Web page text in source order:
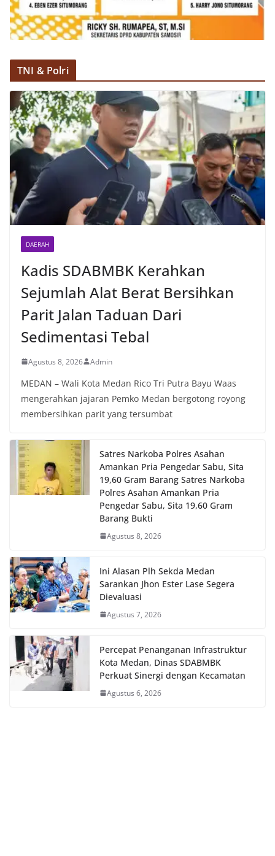
TNI & Polri
DAERAH
Kadis SDABMBK Kerahkan
Sejumlah Alat Berat Bersihkan
Parit Jalan Taduan Dari
Sedimentasi Tebal
Agustus 8, 2026 Admin
MEDAN – Wali Kota Medan Rico Tri Putra Bayu Waas
mengerahkan jajaran Pemko Medan bergotong royong
membersihkan parit yang tersumbat
Satres Narkoba Polres Asahan
Amankan Pria Pengedar Sabu, Sita
19,60 Gram Barang Satres Narkoba
Polres Asahan Amankan Pria
Pengedar Sabu, Sita 19,60 Gram
Barang Bukti
Agustus 8, 2026
Ini Alasan Plh Sekda Medan
Sarankan Jhon Ester Lase Segera
Dievaluasi
Agustus 7, 2026
Percepat Penanganan Infrastruktur
Kota Medan, Dinas SDABMBK
Perkuat Sinergi dengan Kecamatan
Agustus 6, 2026